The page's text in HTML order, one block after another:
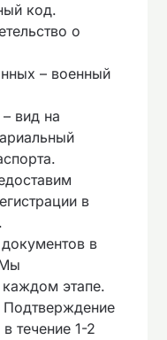
код.
о
– военный
вид на
в
в
этапе.
Подтверждение
течение 1-2